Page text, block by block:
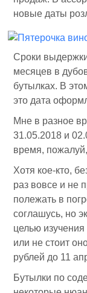
новые даты
Сроки
месяцев в
бутылках. В
это дата
Мне в разное
31.05.2018 и
время,
Хотя кое-кто,
раз вовсе и не
полежать в
соглашусь, но
целью изучения
или не стоит
рублей до 11
Бутылки по